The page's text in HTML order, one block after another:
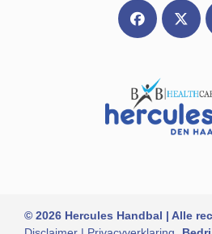
© 2026 Hercules Handbal | Alle